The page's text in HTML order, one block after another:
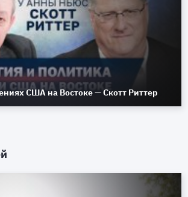
США на Востоке — Скотт Риттер